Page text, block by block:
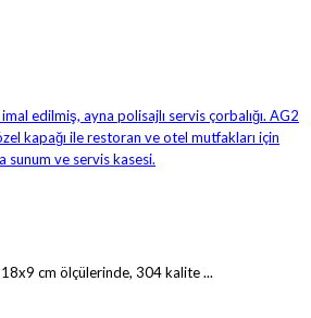
cm ölçülerinde, 304 kalite ...